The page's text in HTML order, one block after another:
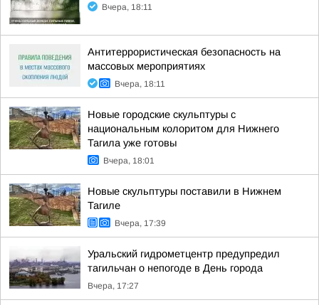
Вчера, 18:11
Антитеррористическая безопасность на
массовых мероприятиях
Вчера, 18:11
Новые городские скульптуры с
национальным колоритом для Нижнего
Тагила уже готовы
Вчера, 18:01
Новые скульптуры поставили в Нижнем
Тагиле
Вчера, 17:39
Уральский гидрометцентр предупредил
тагильчан о непогоде в День города
Вчера, 17:27